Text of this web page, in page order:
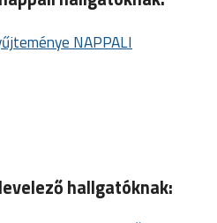
NAPPALI
hallgatóknak: